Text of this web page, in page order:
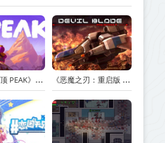
《巅峰|登顶 PEAK》v1.47.a【单机+联机】丨中文版网盘下载 《恶魔之刃：重启版 DEVIL BLADE REBOOT》v1.2.4-免安装中文版丨中文版网盘下载